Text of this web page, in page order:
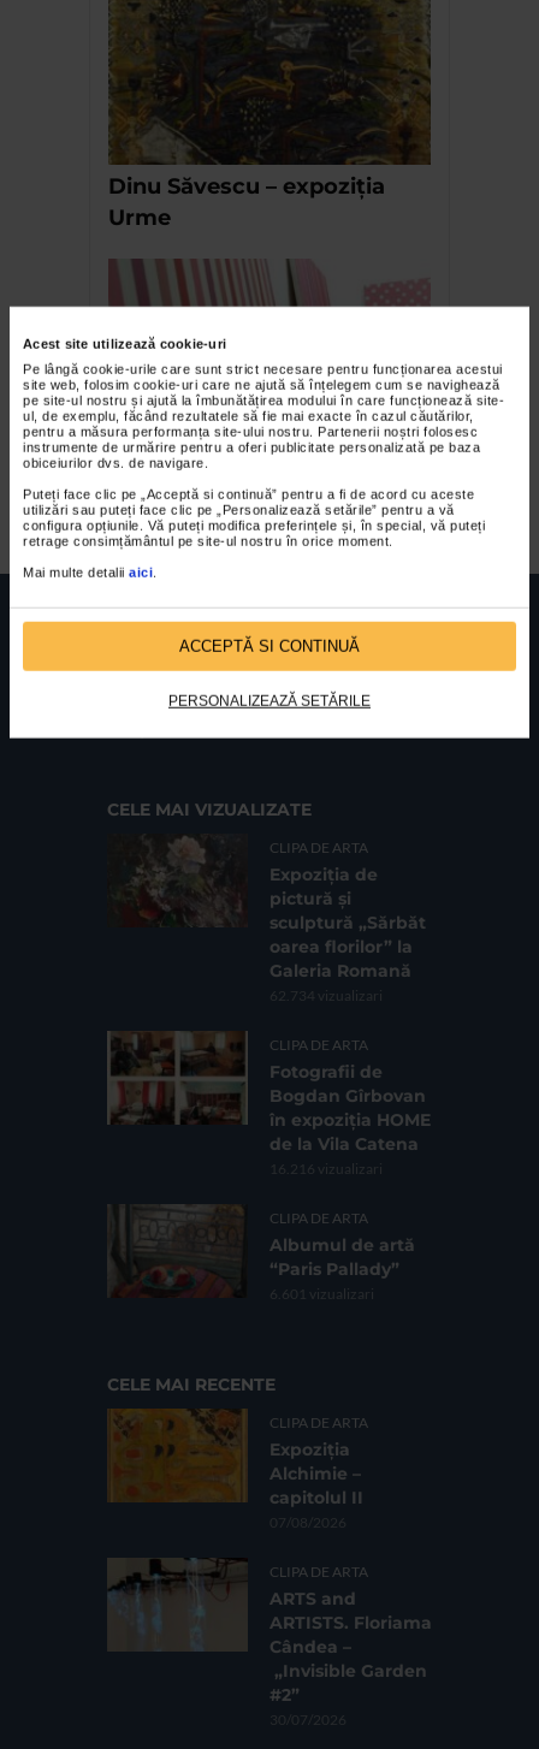
Acest site utilizează cookie-uri
Pe lângă cookie-urile care sunt strict necesare pentru funcționarea acestui
site web, folosim cookie-uri care ne ajută să înțelegem cum se navighează
pe site-ul nostru și ajută la îmbunătățirea modului în care funcționează site-
ul, de exemplu, făcând rezultatele să fie mai exacte în cazul căutărilor,
pentru a măsura performanța site-ului nostru. Partenerii noștri folosesc
instrumente de urmărire pentru a oferi publicitate personalizată pe baza
obiceiurilor dvs. de navigare.
Puteți face clic pe „Acceptă si continuă” pentru a fi de acord cu aceste
utilizări sau puteți face clic pe „Personalizează setările” pentru a vă
configura opțiunile. Vă puteți modifica preferințele și, în special, vă puteți
retrage consimțământul pe site-ul nostru în orice moment.
Mai multe detalii aici
ACCEPTĂ SI CONTINUĂ
PERSONALIZEAZĂ SETĂRILE
Dinu Săvescu – expoziția
Urme
Annemary Ticheaua – Linii
verticale
FUNDATIA FILDAS ARTNr inreg registrul special: 4 PJ/ 29.01.2013
CELE MAI VIZUALIZATE
CLIPA DE ARTA
Expoziția de
pictură și
sculptură „Sărbăt
oarea florilor” la
Galeria Romană
62.734 vizualizari
CLIPA DE ARTA
Fotografii de
Bogdan Gîrbovan
în expoziția HOME
de la Vila Catena
16.216 vizualizari
CLIPA DE ARTA
Albumul de artă
“Paris Pallady”
6.601 vizualizari
CELE MAI RECENTE
CLIPA DE ARTA
Expoziția
Alchimie –
capitolul II
07/08/2026
CLIPA DE ARTA
ARTS and
ARTISTS. Floriama
Cândea –
„Invisible Garden
#2”
30/07/2026